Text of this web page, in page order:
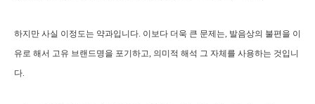
하지만 사실 이정도는 약과입니다. 이보다 더욱 큰 문제는, 발음상의 불편을 이
유로 해서 고유 브랜드명을 포기하고, 의미적 해석 그 자체를 사용하는 것입니
다.